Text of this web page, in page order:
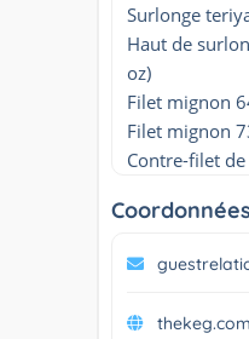
Surlonge
Haut de
oz)
Filet mignon
Filet mignon
Contre-filet